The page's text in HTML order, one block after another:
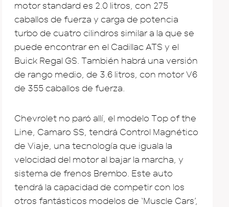
motor standard es 2.0 litros, con 275
caballos de fuerza y carga de potencia
turbo de cuatro cilindros similar a la que se
puede encontrar en el Cadillac ATS y el
Buick Regal GS. También habrá una versión
de rango medio, de 3.6 litros, con motor V6
de 355 caballos de fuerza.
Chevrolet no paró allí, el modelo Top of the
Line, Camaro SS, tendrá Control Magnético
de Viaje, una tecnología que iguala la
velocidad del motor al bajar la marcha, y
sistema de frenos Brembo. Este auto
tendrá la capacidad de competir con los
otros fantásticos modelos de ‘Muscle Cars’,